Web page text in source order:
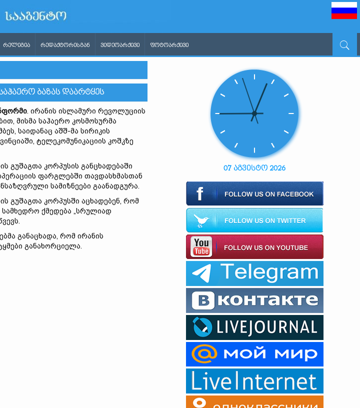
ᲠᲔᲚᲘᲒᲘᲐ ᲠᲔᲓᲐᲥᲢᲝᲠᲘᲡᲒᲐᲜ ᲕᲘᲓᲔᲝᲐᲠᲥᲘᲕᲘ ᲤᲝᲢᲝᲐᲠᲥᲘᲕᲘ
ᲑᲐᲖᲐᲡ ᲓᲐᲐᲠᲢᲧᲔᲡ
. ირანის ისლამური რევოლუციის
მისმა საჰაერო კოსმოსურმა
საიდანაც აშშ-მა სირიკის
ტელეკომუნიკაციის კოშკზე
გუშაგთა კორპუსის განცხადებაში
ფარგლებში თავდასხმასთან
სამიზნეები გაანადგურა.
გუშაგთა კორპუსში აცხადებენ, რომ
სამხედრო ქმედება „სრულიად
განაცხადა, რომ ირანის
განახორციელა.
07 აგვისტო 2026